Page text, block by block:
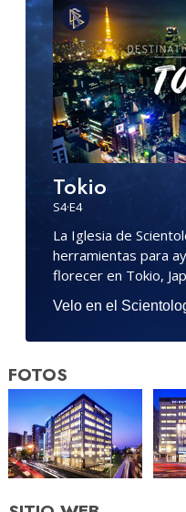
Tokio
S4·E4
La Iglesia de
herramientas para
florecer en Tokio,
Velo en el
FOTOS